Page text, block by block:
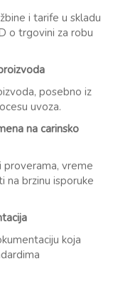
i tarife u skladu
o trgovini za robu
posebno iz
uvoza.
na carinsko
proverama, vreme
na brzinu isporuke
koja